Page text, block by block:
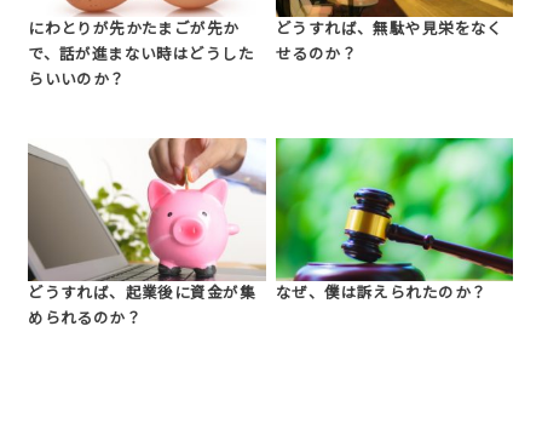
にわとりが先かたまごが先か
で、話が進まない時はどうした
らいいのか？
どうすれば、無駄や見栄をなく
せるのか？
どうすれば、起業後に資金が集
められるのか？
なぜ、僕は訴えられたのか？